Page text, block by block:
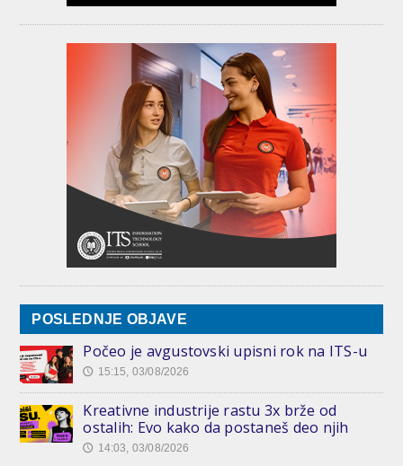
POSLEDNJE OBJAVE
Počeo je avgustovski upisni rok na ITS-u
🕔 15:15, 03/08/2026
Kreativne industrije rastu 3x brže od
ostalih: Evo kako da postaneš deo njih
🕔 14:03, 03/08/2026